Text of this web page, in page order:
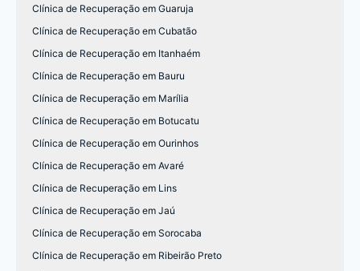
Clínica de Recuperação em Guaruja
Clínica de Recuperação em Cubatão
Clínica de Recuperação em Itanhaém
Clínica de Recuperação em Bauru
Clínica de Recuperação em Marília
Clínica de Recuperação em Botucatu
Clínica de Recuperação em Ourinhos
Clínica de Recuperação em Avaré
Clínica de Recuperação em Lins
Clínica de Recuperação em Jaú
Clínica de Recuperação em Sorocaba
Clínica de Recuperação em Ribeirão Preto